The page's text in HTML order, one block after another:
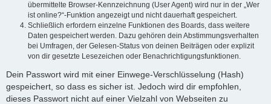
übermittelte Browser-Kennzeichnung (User Agent) wird nur in der „Wer
ist online?“-Funktion angezeigt und nicht dauerhaft gespeichert.
Schließlich erfordern einzelne Funktionen des Boards, dass weitere
Daten gespeichert werden. Dazu gehören dein Abstimmungsverhalten
bei Umfragen, der Gelesen-Status von deinen Beiträgen oder explizit
von dir gesetzte Lesezeichen oder Benachrichtigungsfunktionen.
Dein Passwort wird mit einer Einwege-Verschlüsselung (Hash)
gespeichert, so dass es sicher ist. Jedoch wird dir empfohlen,
dieses Passwort nicht auf einer Vielzahl von Webseiten zu